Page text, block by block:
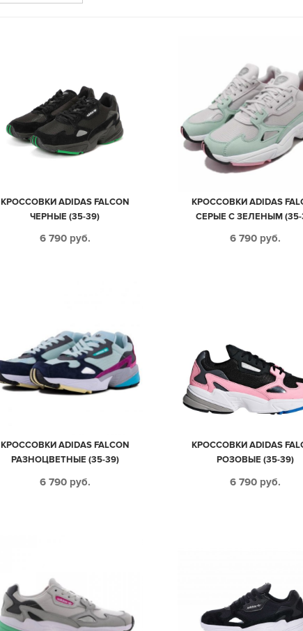
КРОССОВКИ ADIDAS FALCON
ЧЕРНЫЕ (35-39)
6 790 руб.
КРОССОВКИ ADIDAS
СЕРЫЕ С ЗЕЛЕНЫМ (35-
6 790 руб.
КРОССОВКИ ADIDAS FALCON
РАЗНОЦВЕТНЫЕ (35-39)
6 790 руб.
КРОССОВКИ ADIDAS
РОЗОВЫЕ (35-39)
6 790 руб.